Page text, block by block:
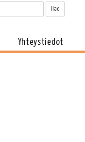
Yhteystiedot